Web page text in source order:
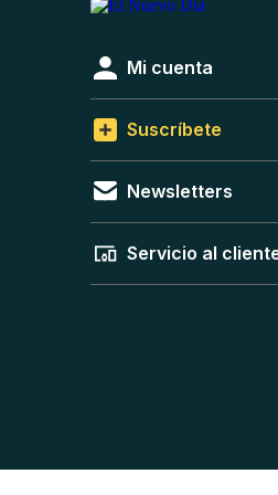
Mi cuenta
Suscríbete
Newsletters
Servicio al